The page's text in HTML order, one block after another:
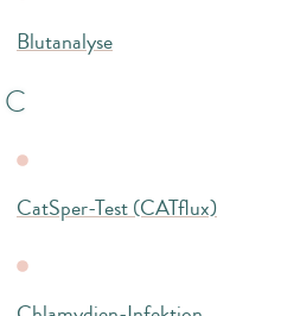
Blutanalyse
C
CatSper-Test (CATflux)